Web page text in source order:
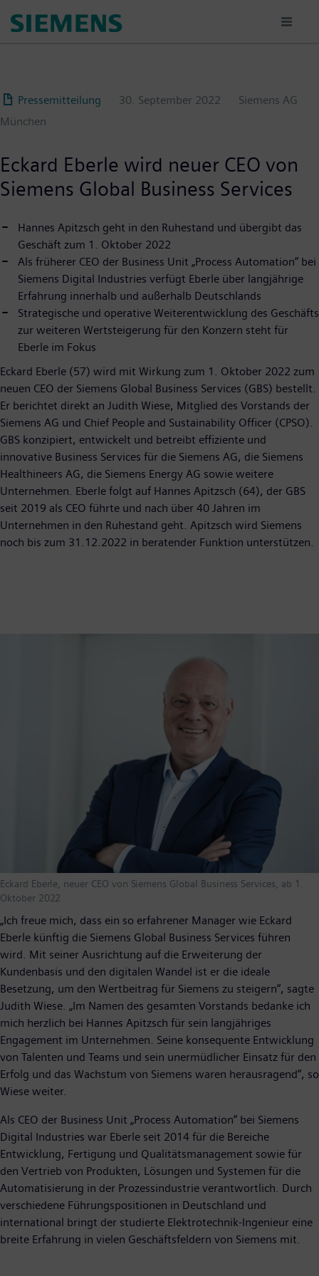
para
Pressemitteilung
30. September 2022
Siemens AG
München
Eckard Eberle wird neuer CEO von
Siemens Global Business Services
Hannes Apitzsch geht in den Ruhestand und übergibt das
Geschäft zum 1. Oktober 2022
Als früherer CEO der Business Unit „Process Automation“ bei
Siemens Digital Industries verfügt Eberle über langjährige
Erfahrung innerhalb und außerhalb Deutschlands
Strategische und operative Weiterentwicklung des Geschäfts
zur weiteren Wertsteigerung für den Konzern steht für
Eberle im Fokus
Eckard Eberle (57) wird mit Wirkung zum 1. Oktober 2022 zum
neuen CEO der Siemens Global Business Services (GBS) bestellt.
Er berichtet direkt an Judith Wiese, Mitglied des Vorstands der
Siemens AG und Chief People and Sustainability Officer (CPSO).
GBS konzipiert, entwickelt und betreibt effiziente und
innovative Business Services für die Siemens AG, die Siemens
Healthineers AG, die Siemens Energy AG sowie weitere
Unternehmen. Eberle folgt auf Hannes Apitzsch (64), der GBS
seit 2019 als CEO führte und nach über 40 Jahren im
Unternehmen in den Ruhestand geht. Apitzsch wird Siemens
noch bis zum 31.12.2022 in beratender Funktion unterstützen.
Eckard Eberle, neuer CEO von Siemens Global Business Services, ab 1.
Oktober 2022
„Ich freue mich, dass ein so erfahrener Manager wie Eckard
Eberle künftig die Siemens Global Business Services führen
wird. Mit seiner Ausrichtung auf die Erweiterung der
Kundenbasis und den digitalen Wandel ist er die ideale
Besetzung, um den Wertbeitrag für Siemens zu steigern“, sagte
Judith Wiese. „Im Namen des gesamten Vorstands bedanke ich
mich herzlich bei Hannes Apitzsch für sein langjähriges
Engagement im Unternehmen. Seine konsequente Entwicklung
von Talenten und Teams und sein unermüdlicher Einsatz für den
Erfolg und das Wachstum von Siemens waren herausragend“, so
Wiese weiter.
Als CEO der Business Unit „Process Automation“ bei Siemens
Digital Industries war Eberle seit 2014 für die Bereiche
Entwicklung, Fertigung und Qualitätsmanagement sowie für
den Vertrieb von Produkten, Lösungen und Systemen für die
Automatisierung in der Prozessindustrie verantwortlich. Durch
verschiedene Führungspositionen in Deutschland und
international bringt der studierte Elektrotechnik-Ingenieur eine
breite Erfahrung in vielen Geschäftsfeldern von Siemens mit.